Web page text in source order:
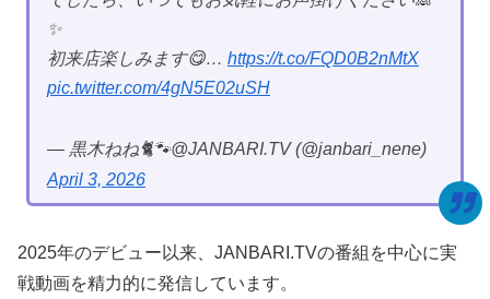
✨
初来店楽しみます😋… https://t.co/FQD0B2nMtX
pic.twitter.com/4gN5E02uSH
— 黒木ねね🐈🐾@JANBARI.TV (@janbari_nene)
April 3, 2026
2025年のデビュー以来、JANBARI.TVの番組を中心に実
戦動画を精力的に発信しています。